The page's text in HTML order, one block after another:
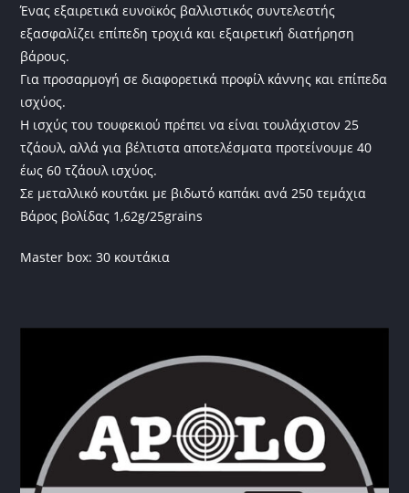
Ένας εξαιρετικά ευνοϊκός βαλλιστικός συντελεστής
εξασφαλίζει επίπεδη τροχιά και εξαιρετική διατήρηση
βάρους.
Για προσαρμογή σε διαφορετικά προφίλ κάννης και επίπεδα
ισχύος.
Η ισχύς του τουφεκιού πρέπει να είναι τουλάχιστον 25
τζάουλ, αλλά για βέλτιστα αποτελέσματα προτείνουμε 40
έως 60 τζάουλ ισχύος.
Σε μεταλλικό κουτάκι με βιδωτό καπάκι ανά 250 τεμάχια
Βάρος βολίδας 1,62g/25grains
Master box: 30 κουτάκια